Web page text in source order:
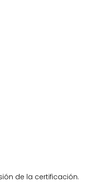
de la certificación.